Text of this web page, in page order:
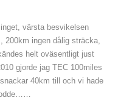
värsta besvikelsen
200km ingen dålig sträcka,
helt oväsentligt just
gjorde jag TEC 100miles
40km till och vi hade